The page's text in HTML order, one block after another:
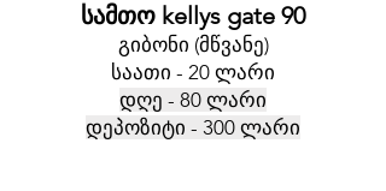
სამთო kellys gate 90
გიბონი (მწვანე)
საათი - 20 ლარი
დღე - 80 ლარი
დეპოზიტი - 300 ლარი